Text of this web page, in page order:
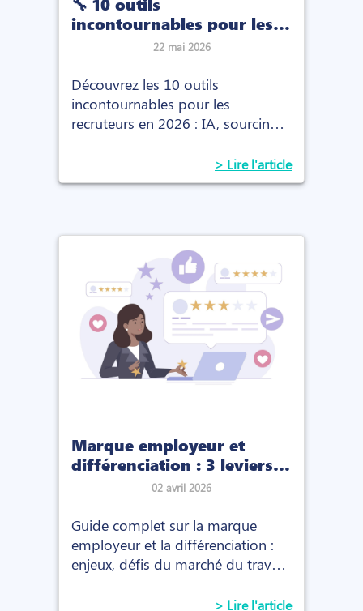
incontournables pour les
recruteurs indépendants -
candidats
22 mai 2026
Découvrez les 10 outils
incontournables pour les
recruteurs en 2026 : IA, sourcing,
qualification candidats.> Lire l'article
Marque employeur et
différenciation : 3 leviers
pour créer un avantage
du travail
02 avril 2026
Guide complet sur la marque
employeur et la différenciation :
enjeux, défis du marché du travail,
communication) et conseils pour
> Lire l'article